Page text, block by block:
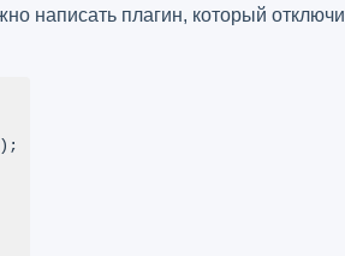
написать плагин, который